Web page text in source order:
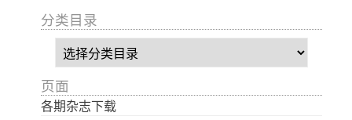
分类目录
目
录
页面
各期杂志下载